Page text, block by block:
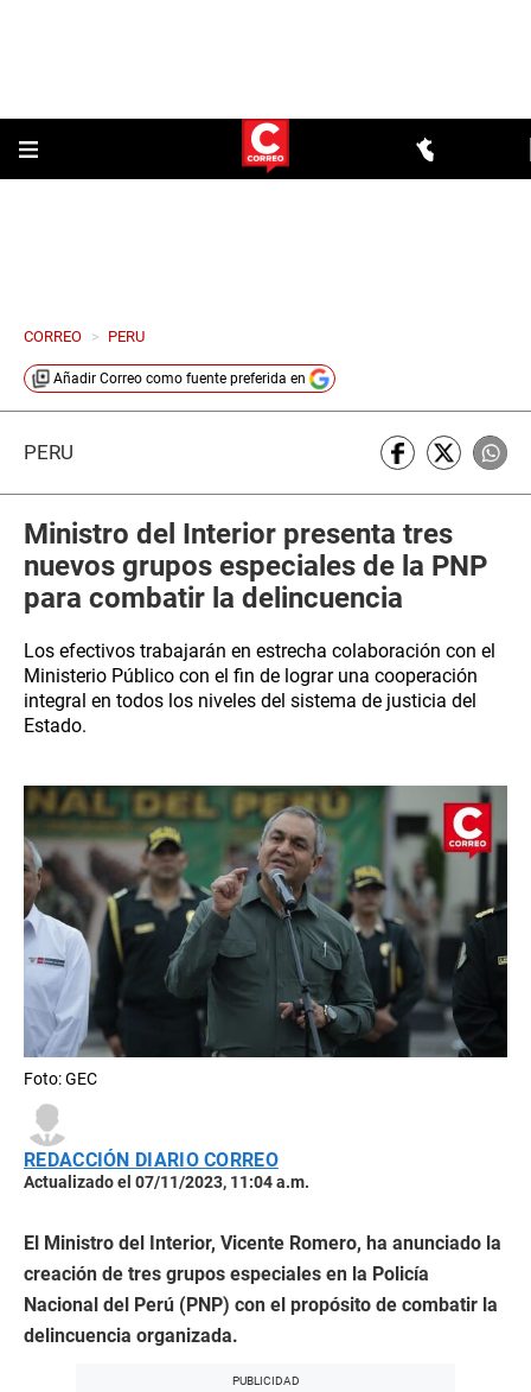
CORREO > PERU
Añadir Correo como fuente preferida en
PERÚ
Ministro del Interior presenta tres
nuevos grupos especiales de la PNP
para combatir la delincuencia
Los efectivos trabajarán en estrecha colaboración con el
Ministerio Público con el fin de lograr una cooperación
integral en todos los niveles del sistema de justicia del
Estado.
Foto: GEC
REDACCIÓN DIARIO CORREO
Actualizado el 07/11/2023, 11:04 a.m.
El Ministro del Interior, Vicente Romero, ha anunciado la
creación de tres grupos especiales en la Policía
Nacional del Perú (PNP) con el propósito de combatir la
delincuencia organizada.